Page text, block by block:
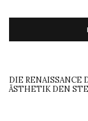
DIE RENAISSANCE
ÄSTHETIK DEN